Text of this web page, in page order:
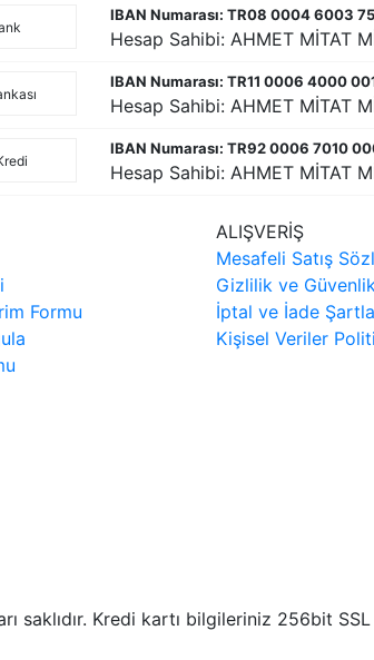
IBAN Numarası: TR08 0004 6003
Hesap Sahibi: AHMET MİTAT
IBAN Numarası: TR11 0006 4000
Hesap Sahibi: AHMET MİTAT
IBAN Numarası: TR92 0006 7010
Hesap Sahibi: AHMET MİTAT
Formu
ALIŞVERİŞ
Mesafeli Satış
Gizlilik ve
İptal ve İade
Kişisel Veriler
saklıdır. Kredi kartı bilgileriniz 256bit